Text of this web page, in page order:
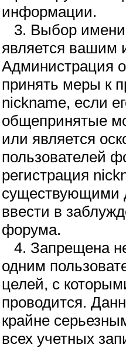
информации.
3. Выбор имени
является вашим
Администрация
принять меры к
nickname, если
общепринятые
или является
пользователей
регистрация
существующими
ввести в
форума.
4. Запрещена
одним
целей, с
проводится.
крайне
всех учетных